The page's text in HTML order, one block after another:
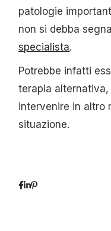
patologie
non si debba
specialista.
Potrebbe infatti
terapia
intervenire in altro
situazione.